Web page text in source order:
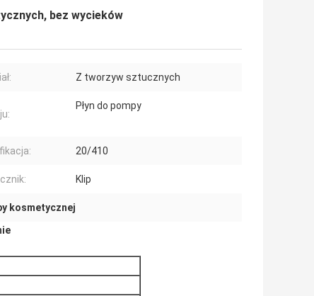
bez wycieków
Z tworzyw sztucznych
Płyn do pompy
20/410
Klip
kosmetycznej